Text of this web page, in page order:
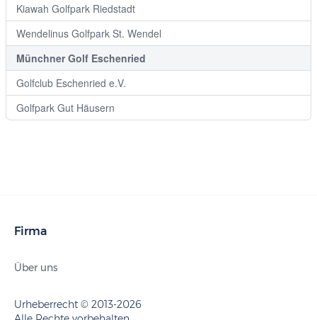
Kiawah Golfpark Riedstadt
Wendelinus Golfpark St. Wendel
Münchner Golf Eschenried
Golfclub Eschenried e.V.
Golfpark Gut Häusern
Firma
Über uns
Urheberrecht © 2013-2026